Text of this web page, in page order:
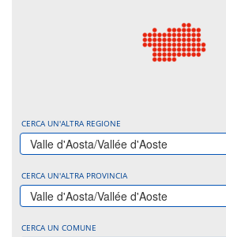
CERCA UN'ALTRA REGIONE
Valle d'Aosta/Vallée d'Aoste
CERCA UN'ALTRA PROVINCIA
Valle d'Aosta/Vallée d'Aoste
CERCA UN COMUNE